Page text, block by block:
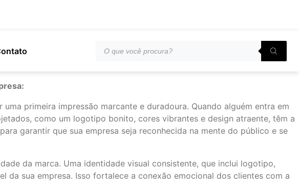
primeira impressão marcante e duradoura. Quando alguém entra em
como um logotipo bonito, cores vibrantes e design atraente, têm a
garantir que sua empresa seja reconhecida na mente do público e se
da marca. Uma identidade visual consistente, que inclui logotipo,
da sua empresa. Isso fortalece a conexão emocional dos clientes com a